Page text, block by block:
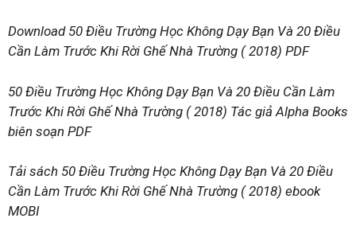
Download 50 Điều Trường Học Không Dạy Bạn Và 20 Điều
Cần Làm Trước Khi Rời Ghế Nhà Trường ( 2018) PDF
50 Điều Trường Học Không Dạy Bạn Và 20 Điều Cần Làm
Trước Khi Rời Ghế Nhà Trường ( 2018) Tác giả Alpha Books
biên soạn PDF
Tải sách 50 Điều Trường Học Không Dạy Bạn Và 20 Điều
Cần Làm Trước Khi Rời Ghế Nhà Trường ( 2018) ebook
MOBI